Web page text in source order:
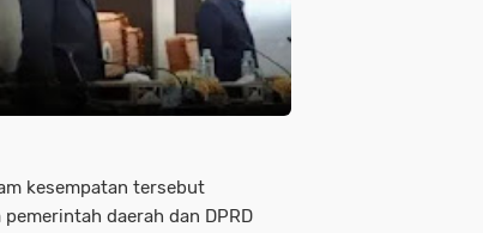
kesempatan tersebut
daerah dan DPRD